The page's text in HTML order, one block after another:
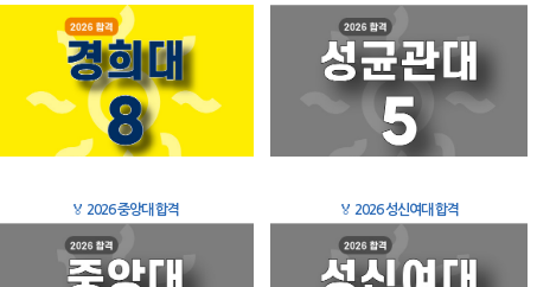
🏅 2026 중앙대 합격 🏅 2026 성신여대 합격